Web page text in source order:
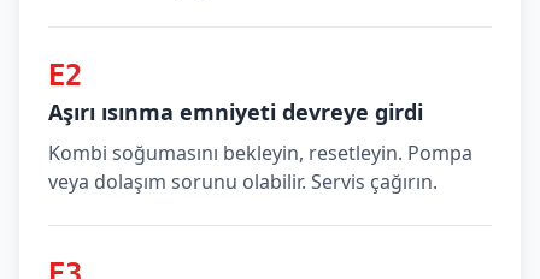
E2
Aşırı ısınma emniyeti devreye girdi
Kombi soğumasını bekleyin, resetleyin. Pompa
veya dolaşım sorunu olabilir. Servis çağırın.